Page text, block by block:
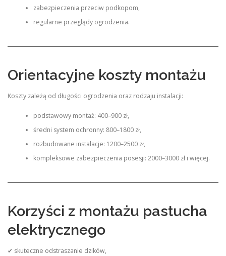
zabezpieczenia przeciw podkopom,
regularne przeglądy ogrodzenia.
Orientacyjne koszty montażu
Koszty zależą od długości ogrodzenia oraz rodzaju instalacji:
podstawowy montaż: 400–900 zł,
średni system ochronny: 800–1800 zł,
rozbudowane instalacje: 1200–2500 zł,
kompleksowe zabezpieczenia posesji: 2000–3000 zł i więcej.
Korzyści z montażu pastucha
elektrycznego
✔ skuteczne odstraszanie dzików,